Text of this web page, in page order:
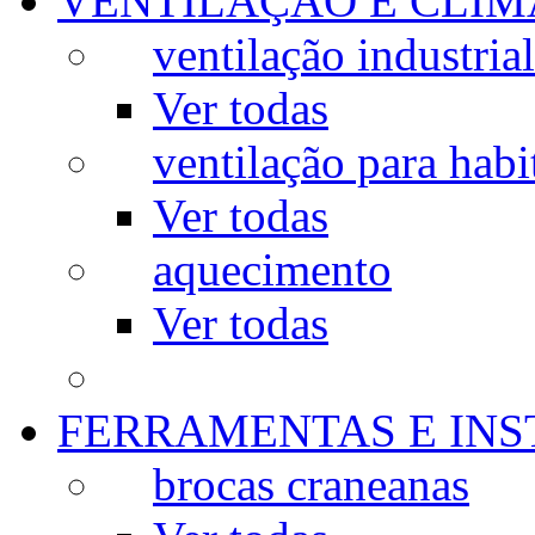
ventilação industrial
Ver todas
ventilação para
Ver todas
aquecimento
Ver todas
FERRAMENTAS E
brocas craneanas